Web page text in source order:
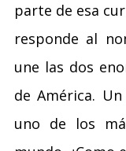
parte de esa
responde al
une las dos
de América.
uno de los